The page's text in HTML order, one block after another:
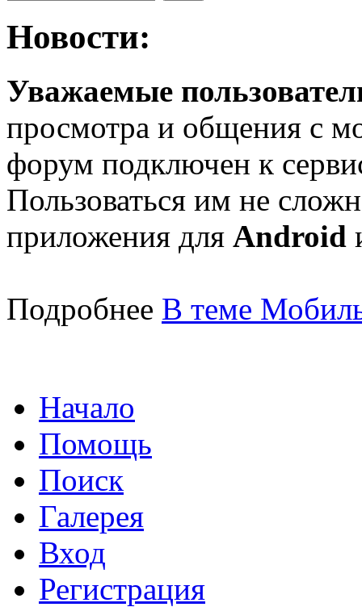
Новости:
Уважаемые
просмотра и общения с
форум подключен к
Пользоваться им не
приложения для Android
Подробнее В теме
Начало
Помощь
Поиск
Галерея
Вход
Регистрация